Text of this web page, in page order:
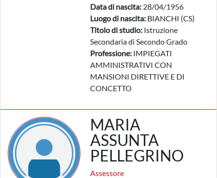
Data di nascita: 28/04/1956
Luogo di nascita: BIANCHI (CS)
Titolo di studio: Istruzione
Secondaria di Secondo Grado
Professione: IMPIEGATI
AMMINISTRATIVI CON
MANSIONI DIRETTIVE E DI
CONCETTO
MARIA
ASSUNTA
PELLEGRINO
Assessore